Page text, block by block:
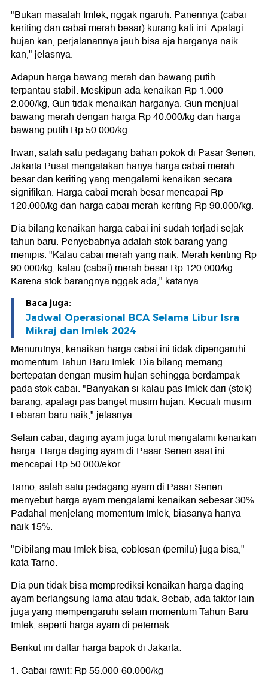
"Bukan masalah Imlek, nggak ngaruh. Panennya (cabai
keriting dan cabai merah besar) kurang kali ini. Apalagi
hujan kan, perjalanannya jauh bisa aja harganya naik
kan," jelasnya.
Adapun harga bawang merah dan bawang putih
terpantau stabil. Meskipun ada kenaikan Rp 1.000-
2.000/kg, Gun tidak menaikan harganya. Gun menjual
bawang merah dengan harga Rp 40.000/kg dan harga
bawang putih Rp 50.000/kg.
Irwan, salah satu pedagang bahan pokok di Pasar Senen,
Jakarta Pusat mengatakan hanya harga cabai merah
besar dan keriting yang mengalami kenaikan secara
signifikan. Harga cabai merah besar mencapai Rp
120.000/kg dan harga cabai merah keriting Rp 90.000/kg.
Dia bilang kenaikan harga cabai ini sudah terjadi sejak
tahun baru. Penyebabnya adalah stok barang yang
menipis. "Kalau cabai merah yang naik. Merah keriting Rp
90.000/kg, kalau (cabai) merah besar Rp 120.000/kg.
Karena stok barangnya nggak ada," katanya.
Baca juga:
Jadwal Operasional BCA Selama Libur Isra
Mikraj dan Imlek 2024
Menurutnya, kenaikan harga cabai ini tidak dipengaruhi
momentum Tahun Baru Imlek. Dia bilang memang
bertepatan dengan musim hujan sehingga berdampak
pada stok cabai. "Banyakan si kalau pas Imlek dari (stok)
barang, apalagi pas banget musim hujan. Kecuali musim
Lebaran baru naik," jelasnya.
Selain cabai, daging ayam juga turut mengalami kenaikan
harga. Harga daging ayam di Pasar Senen saat ini
mencapai Rp 50.000/ekor.
Tarno, salah satu pedagang ayam di Pasar Senen
menyebut harga ayam mengalami kenaikan sebesar 30%.
Padahal menjelang momentum Imlek, biasanya hanya
naik 15%.
"Dibilang mau Imlek bisa, coblosan (pemilu) juga bisa,"
kata Tarno.
Dia pun tidak bisa memprediksi kenaikan harga daging
ayam berlangsung lama atau tidak. Sebab, ada faktor lain
juga yang mempengaruhi selain momentum Tahun Baru
Imlek, seperti harga ayam di peternak.
Berikut ini daftar harga bapok di Jakarta:
1. Cabai rawit: Rp 55.000-60.000/kg